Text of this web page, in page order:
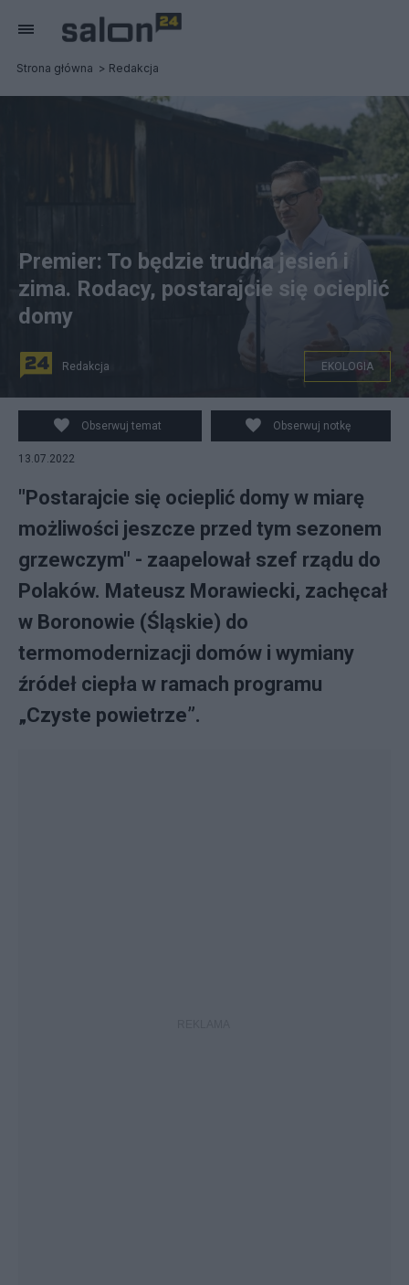
Strona główna Redakcja
Premier Mateusz Morawiecki na konferencji prasowej
dot. m.in. programu Czyste Powietrze w miejscowości
Boronów, fot. PAP/Waldemar Deska
Premier: To będzie trudna jesień i
zima. Rodacy, postarajcie się ocieplić
domy
Redakcja EKOLOGIA
Obserwuj temat Obserwuj notkę
13.07.2022
"Postarajcie się ocieplić domy w miarę
możliwości jeszcze przed tym sezonem
grzewczym" - zaapelował szef rządu do
Polaków. Mateusz Morawiecki, zachęcał
w Boronowie (Śląskie) do
termomodernizacji domów i wymiany
źródeł ciepła w ramach programu
„Czyste powietrze”.